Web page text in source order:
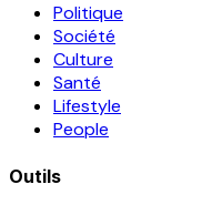
Politique
Société
Culture
Santé
Lifestyle
People
Outils